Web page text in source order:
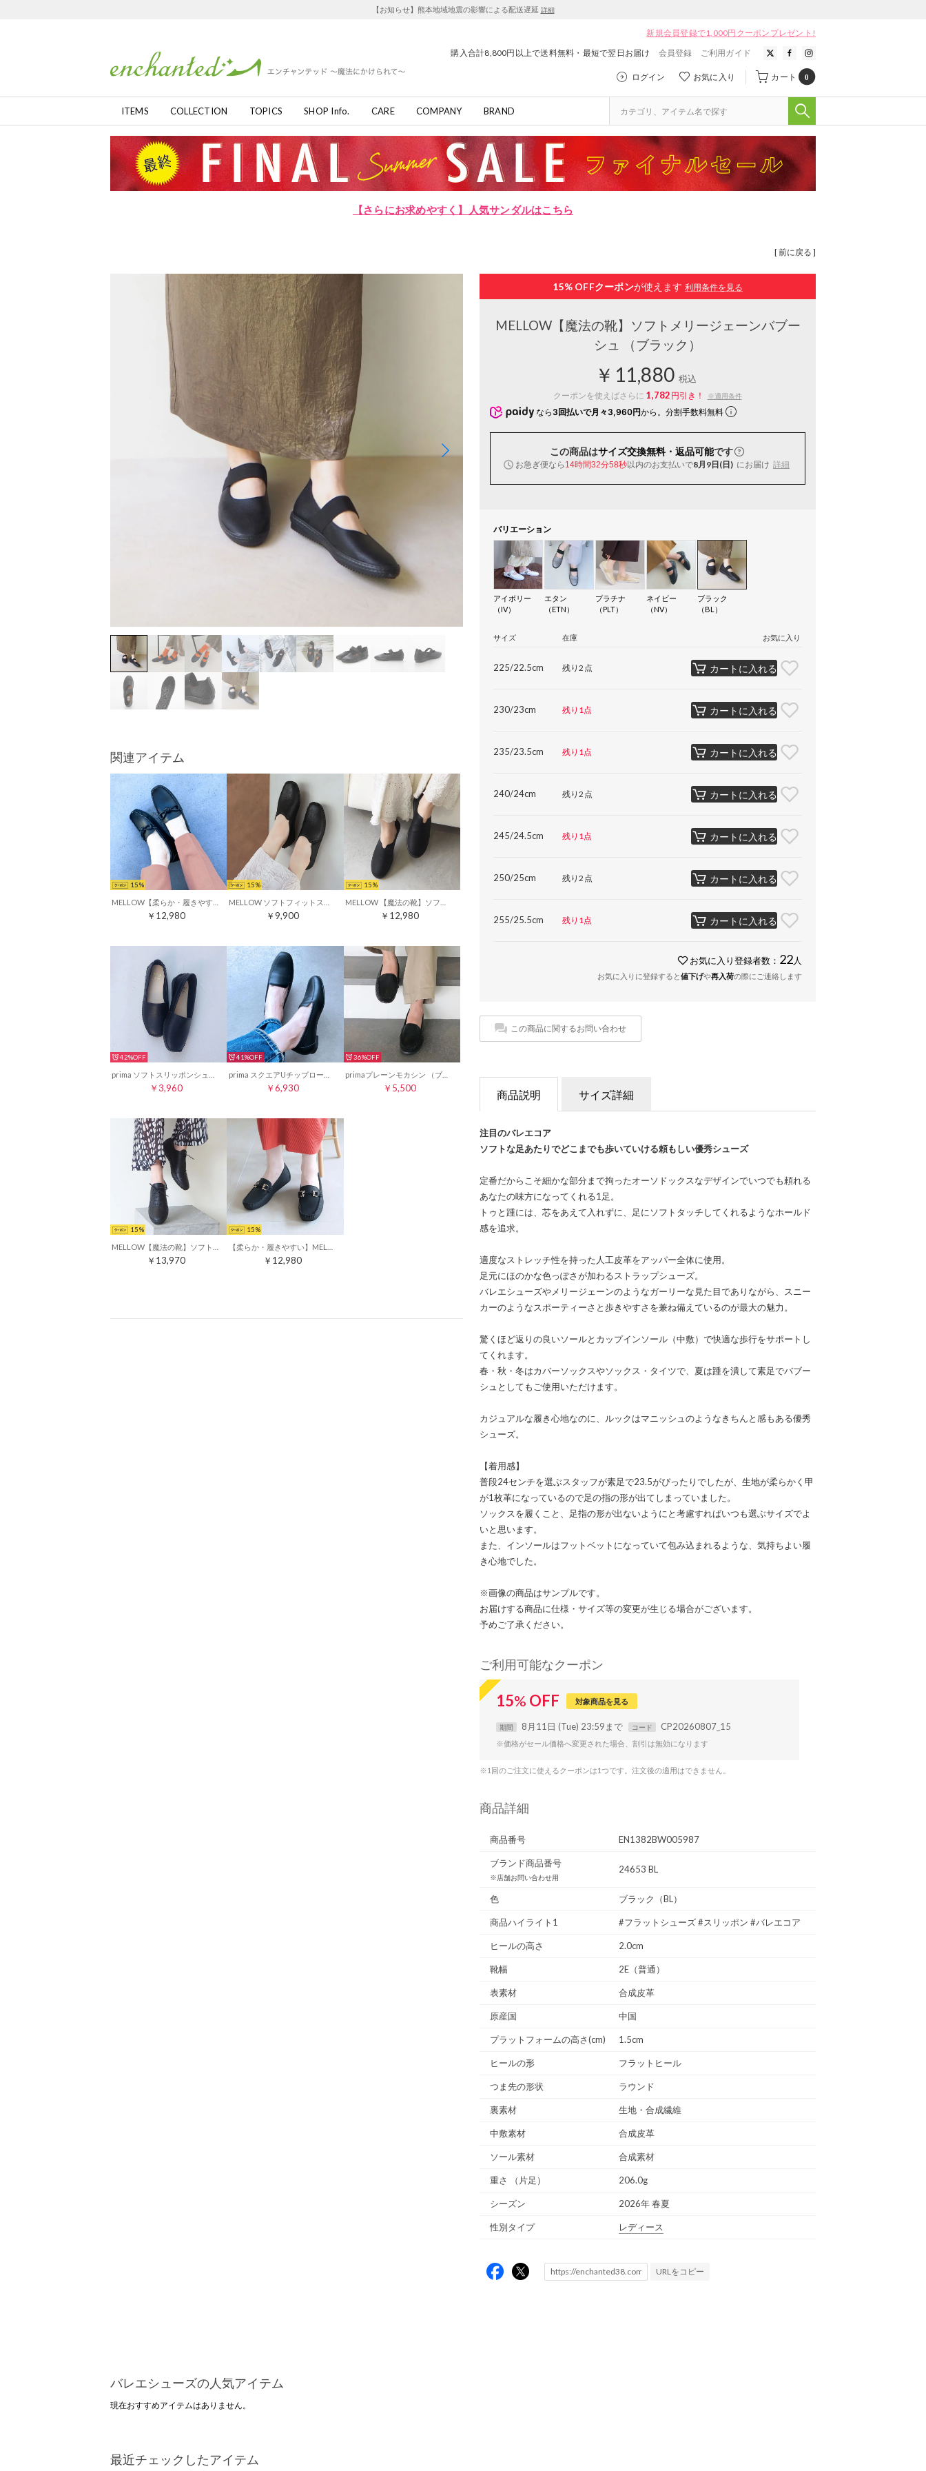
【お知らせ】熊本地域地震の影響による配送遅延 詳細
新規会員登録で1,000円クーポンプレゼント!
購入合計8,800円以上で送料無料・最短で翌日お届け
会員登録 ご利用ガイド
ログイン お気に入り カート 0
ITEMS COLLECTION TOPICS SHOP Info. CARE COMPANY BRAND
【さらにお求めやすく】人気サンダルはこちら
[ 前に戻る ]
関連アイテム
15
￥12,980
15
￥9,900
15
￥12,980
42%
￥3,960
41%
￥6,930
36%
￥5,500
15
￥13,970
15
￥12,980
15% OFFクーポンが使えます 利用条件を見る
MELLOW【魔法の靴】ソフトメリージェーンバブー
シュ （ブラック）
￥11,880 税込
クーポンを使えばさらに 1,782 円引き！ ※適用条件
なら 3回払いで月々3,960円から。分割手数料無料
この商品はサイズ交換無料・返品可能です
お急ぎ便なら 14時間32分57秒以内のお支払いで8月9日(日) にお届け 詳細
バリエーション
アイボリー
（IV）
エタン
（ETN）
プラチナ
（PLT）
ネイビー
（NV）
ブラック
（BL）
サイズ 在庫 お気に入り
225/22.5cm 残り2点 カートに入れる
230/23cm 残り1点 カートに入れる
235/23.5cm 残り1点 カートに入れる
240/24cm 残り2点 カートに入れる
245/24.5cm 残り1点 カートに入れる
250/25cm 残り2点 カートに入れる
255/25.5cm 残り1点 カートに入れる
お気に入り登録者数： 22 人
お気に入りに登録すると値下げや再入荷の際にご連絡します
この商品に関するお問い合わせ
商品説明 サイズ詳細
注目のバレエコア
ソフトな足あたりでどこまでも歩いていける頼もしい優秀シューズ
定番だからこそ細かな部分まで拘ったオーソドックスなデザインでいつでも頼れる
あなたの味方になってくれる1足。
トゥと踵には、芯をあえて入れずに、足にソフトタッチしてくれるようなホールド
感を追求。
適度なストレッチ性を持った人工皮革をアッパー全体に使用。
足元にほのかな色っぽさが加わるストラップシューズ。
バレエシューズやメリージェーンのようなガーリーな見た目でありながら、スニー
カーのようなスポーティーさと歩きやすさを兼ね備えているのが最大の魅力。
驚くほど返りの良いソールとカップインソール（中敷）で快適な歩行をサポートし
てくれます。
春・秋・冬はカバーソックスやソックス・タイツで、夏は踵を潰して素足でバブー
シュとしてもご使用いただけます。
カジュアルな履き心地なのに、ルックはマニッシュのようなきちんと感もある優秀
シューズ。
【着用感】
普段24センチを選ぶスタッフが素足で23.5がぴったりでしたが、生地が柔らかく甲
が1枚革になっているので足の指の形が出てしまっていました。
ソックスを履くこと、足指の形が出ないようにと考慮すればいつも選ぶサイズでよ
いと思います。
また、インソールはフットベットになっていて包み込まれるような、気持ちよい履
き心地でした。
※画像の商品はサンプルです。
お届けする商品に仕様・サイズ等の変更が生じる場合がございます。
予めご了承ください。
ご利用可能なクーポン
15% OFF 対象商品を見る
期間 8月11日 (Tue) 23:59まで コード CP20260807_15
※価格がセール価格へ変更された場合、割引は無効になります
※1回のご注文に使えるクーポンは1つです。注文後の適用はできません。
商品詳細
商品番号 EN1382BW005987
ブランド商品番号
※店舗お問い合わせ用
24653 BL
色 ブラック（BL）
商品ハイライト1 #フラットシューズ #スリッポン #バレエコア
ヒールの高さ 2.0cm
靴幅 2E（普通）
表素材 合成皮革
原産国 中国
プラットフォームの高さ(cm) 1.5cm
ヒールの形 フラットヒール
つま先の形状 ラウンド
裏素材 生地・合成繊維
中敷素材 合成皮革
ソール素材 合成素材
重さ （片足） 206.0g
シーズン 2026年 春夏
性別タイプ レディース
URLをコピー
バレエシューズの人気アイテム
現在おすすめアイテムはありません。
最近チェックしたアイテム